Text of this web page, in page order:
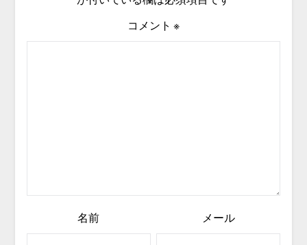
コメント ※
名前 メール